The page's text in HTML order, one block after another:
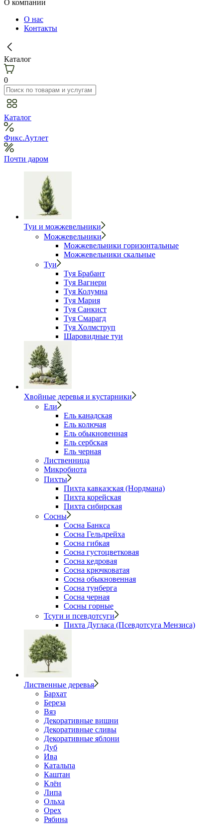
О компании
О нас
Контакты
Каталог
0
Каталог
Фикс.Аутлет
Почти даром
Туи и можжевельники
Можжевельники
Можжевельники горизонтальные
Можжевельники скальные
Туи
Туя Брабант
Туя Вагнери
Туя Колумна
Туя Мария
Туя Санкист
Туя Смарагд
Туя Холмструп
Шаровидные туи
Хвойные деревья и кустарники
Ели
Ель канадская
Ель колючая
Ель обыкновенная
Ель сербская
Ель черная
Лиственница
Микробиота
Пихты
Пихта кавказская (Нордмана)
Пихта корейская
Пихта сибирская
Сосны
Сосна Банкса
Сосна Гельдрейха
Сосна гибкая
Сосна густоцветковая
Сосна кедровая
Сосна крючковатая
Сосна обыкновенная
Сосна тунберга
Сосна черная
Сосны горные
Тсуги и псевдотсуги
Пихта Дугласа (Псевдотсуга Мензиса)
Лиственные деревья
Бархат
Береза
Вяз
Декоративные вишни
Декоративные сливы
Декоративные яблони
Дуб
Ива
Катальпа
Каштан
Клён
Липа
Ольха
Орех
Рябина